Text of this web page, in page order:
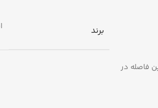
باشد.معمولا این فاصله در
برند